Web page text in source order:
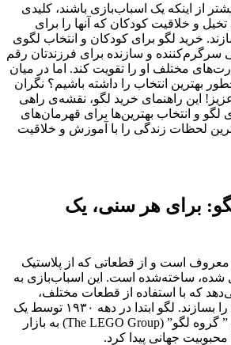
از اینکه یک اسباب‌بازی باشند، کلیدی
و خلاقیت کودکان که آنها را برای
خرید لگو برای کودکان و انتخاب لگوی
سرگرم‌کننده و سازنده برای فرزندتان رقم
مختلف او را تقویت کند. اما در میان
بهترین انتخاب را داشته باشیم؟ نگران
این راهنمای خرید لگو، نقشه‌ی راهی
لگو و انتخاب بهترین‌ها برای قهرمان‌های
لحظات زندگی را با آموزش و خلاقیت
برای هر سنی، یک
معروف است و از قطعاتی که از پلاستیک
شده، ساخته‌شده است. این اسباب‌بازی به
که با استفاده از قطعات مختلف،
سازه‌ها و اشیاء مختلف را بسازند. لگو ابتدا در دهه ۱۹۳۰ توسط یک
شرکت دانمارکی به نام ” گروه لگو” (The LEGO Group) به بازار
جهانی پیدا کرد.